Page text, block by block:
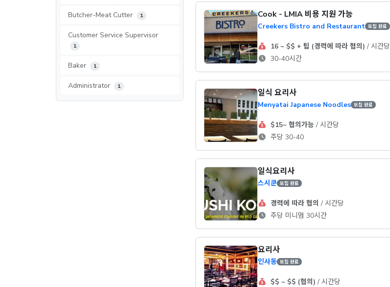
Butcher-Meat Cutter 1
Customer Service Supervisor
1
Baker 1
Administrator 1
Cook - LMIA 비용 지원 가능
Creekers Bistro and Restaurant 모집 완료
16 ~ $$ + 팁 (경력에 따라 협의) / 시간당
30-40시간
일식 요리사
Menyatai Japanese Noodles 모집 완료
$15~ 협의가능 / 시간당
주당 30-40
일식요리사
스시쿤 모집 완료
경력에 따라 협의 / 시간당
주당 미니멈 30시간
요리사
인사동 모집 완료
$$ ~ $$ (협의) / 시간당